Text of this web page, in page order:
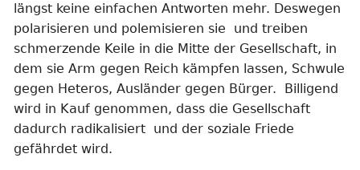
längst keine einfachen Antworten mehr. Deswegen
polarisieren und polemisieren sie und treiben
schmerzende Keile in die Mitte der Gesellschaft, in
dem sie Arm gegen Reich kämpfen lassen, Schwule
gegen Heteros, Ausländer gegen Bürger. Billigend
wird in Kauf genommen, dass die Gesellschaft
dadurch radikalisiert und der soziale Friede
gefährdet wird.